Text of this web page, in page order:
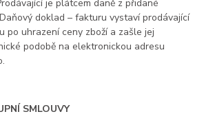
je plátcem daně z přidané
doklad – fakturu vystaví prodávající
po uhrazení ceny zboží a zašle jej
podobě na elektronickou adresu
SMLOUVY